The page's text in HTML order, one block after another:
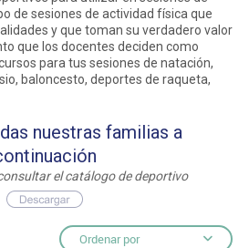
de sesiones de actividad física que
y que toman su verdadero valor
que los docentes deciden como
para tus sesiones de natación,
baloncesto, deportes de raqueta,
nuestras familias a
el catálogo de deportivo
Ordenar por